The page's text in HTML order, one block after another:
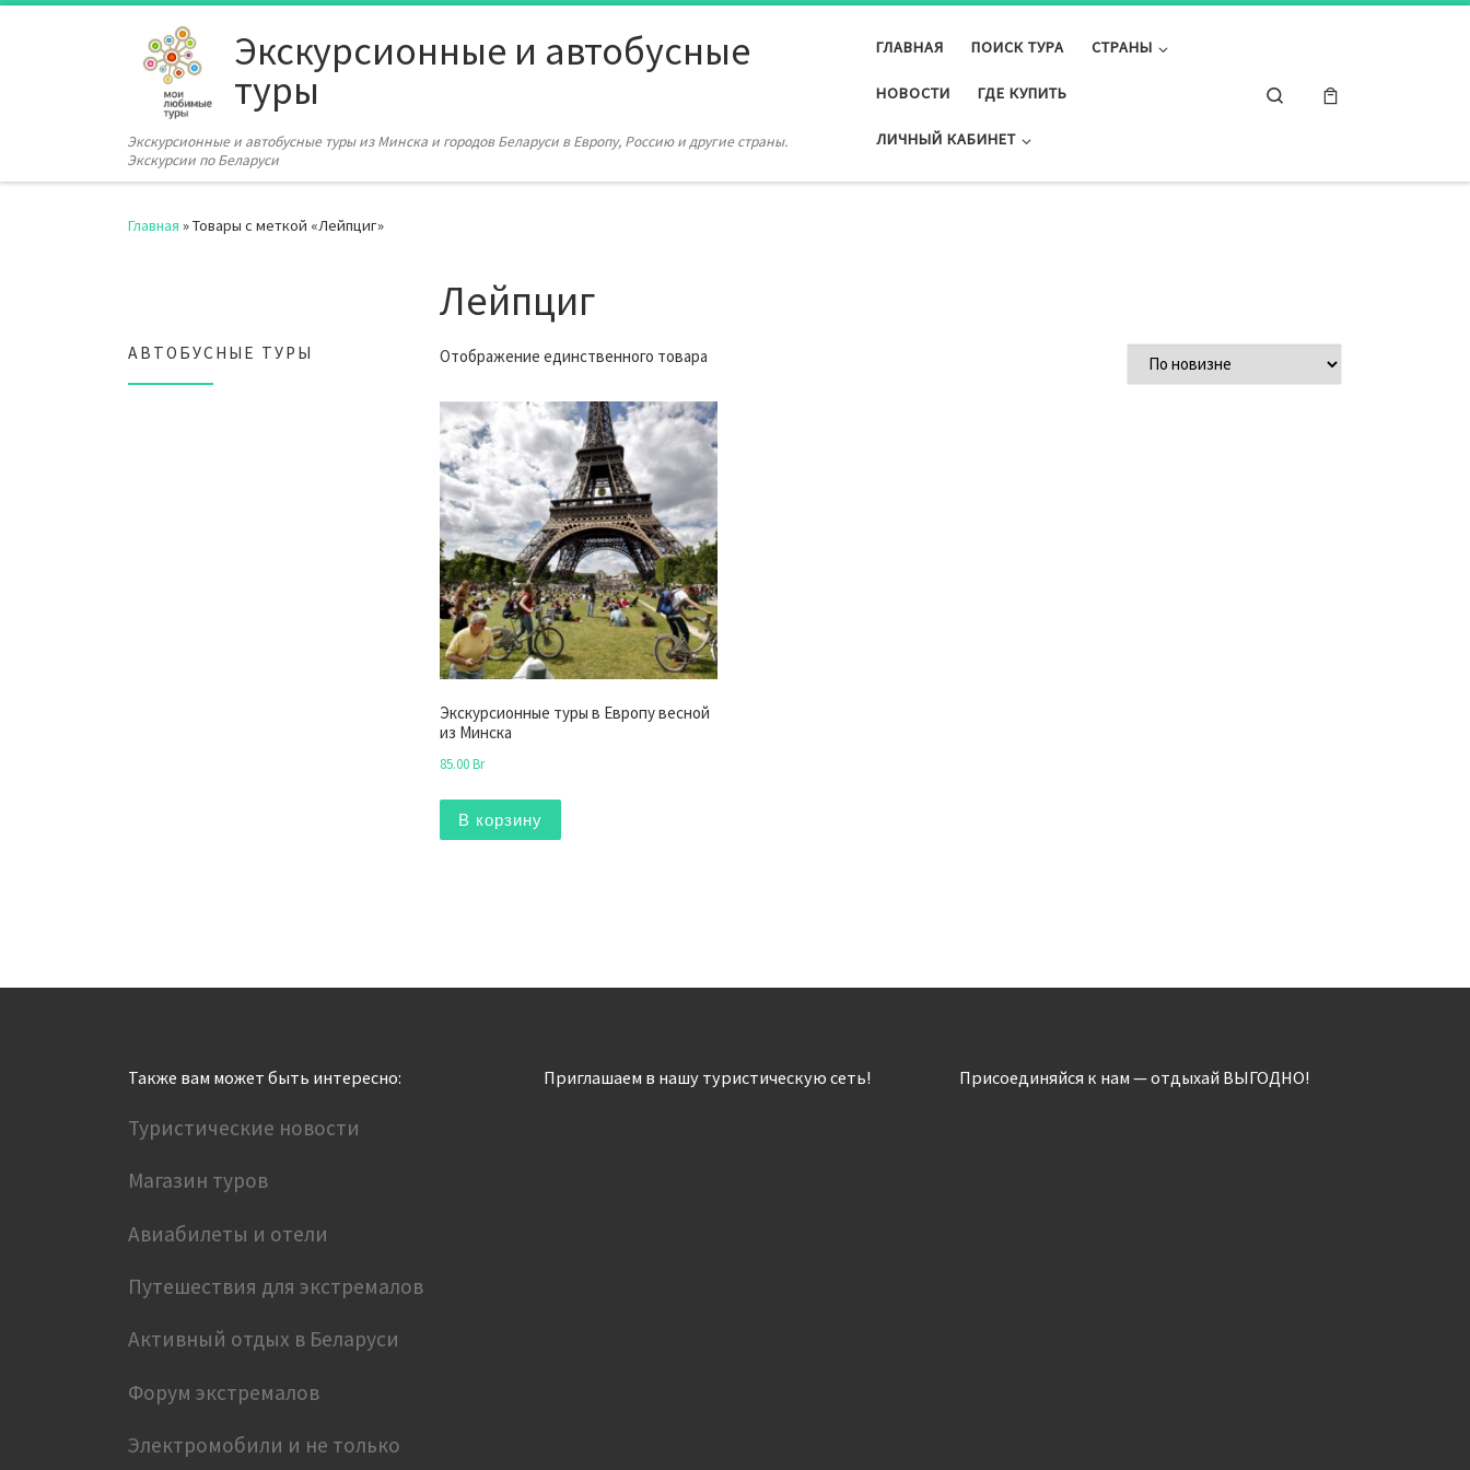
Перейти к содержимому
Экскурсионные и автобусные
туры
Экскурсионные и автобусные туры из Минска и городов Беларуси в Европу, Россию и другие страны.
Экскурсии по Беларуси
ГЛАВНАЯ ПОИСК ТУРА СТРАНЫ
НОВОСТИ ГДЕ КУПИТЬ
ЛИЧНЫЙ КАБИНЕТ
Search
Главная »Товары с меткой «Лейпциг»
Лейпциг
Отображение единственного товара
Экскурсионные туры в Европу весной
из Минска
85.00Br
В корзину
АВТОБУСНЫЕ ТУРЫ
Также вам может быть интересно:
Туристические новости
Магазин туров
Авиабилеты и отели
Путешествия для экстремалов
Активный отдых в Беларуси
Форум экстремалов
Электромобили и не только
Приглашаем в нашу туристическую сеть! Присоединяйся к нам — отдыхай ВЫГОДНО!